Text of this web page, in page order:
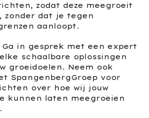
zodat deze meegroeit
zonder dat je tegen
aanloopt.
Ga in gesprek met een expert
schaalbare oplossingen
groeidoelen. Neem ook
SpangenbergGroep voor
over hoe wij jouw
kunnen laten meegroeien